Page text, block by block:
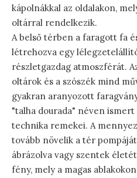
kápolnákkal az oldalakon,
oltárral rendelkezik.
A belső térben a faragott fa
létrehozva egy
részletgazdag atmoszférát.
oltárok és a szószék mind
gyakran aranyozott
"talha dourada" néven
technika remekei. A
tovább növelik a tér
ábrázolva vagy szentek
fény, mely a magas